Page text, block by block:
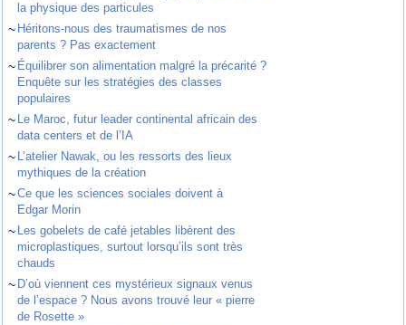
la physique des particules
~ Héritons-nous des traumatismes de nos
parents ? Pas exactement
~ Équilibrer son alimentation malgré la précarité ?
Enquête sur les stratégies des classes
populaires
~ Le Maroc, futur leader continental africain des
data centers et de l’IA
~ L’atelier Nawak, ou les ressorts des lieux
mythiques de la création
~Ce que les sciences sociales doivent à
Edgar Morin
~ Les gobelets de café jetables libèrent des
microplastiques, surtout lorsqu’ils sont très
chauds
~ D’où viennent ces mystérieux signaux venus
de l’espace ? Nous avons trouvé leur « pierre
de Rosette »